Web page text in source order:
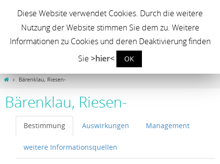
Neophyten in der Landwirtschaft
Erfassung und Management invasiver Neophyten auf landwirtschaftlichen
Nutzflächen zur Sicherung der landwirtschaftlichen Produktionsbedingungen
Bärenklau, Riesen-
Bärenklau, Riesen-
Bestimmung Auswirkungen Management
weitere Informationsquellen
Diese Website verwendet Cookies. Durch die weitere
Nutzung der Website stimmen Sie dem zu. Weitere
Informationen zu Cookies und deren Deaktivierung finden
Sie >hier< OK